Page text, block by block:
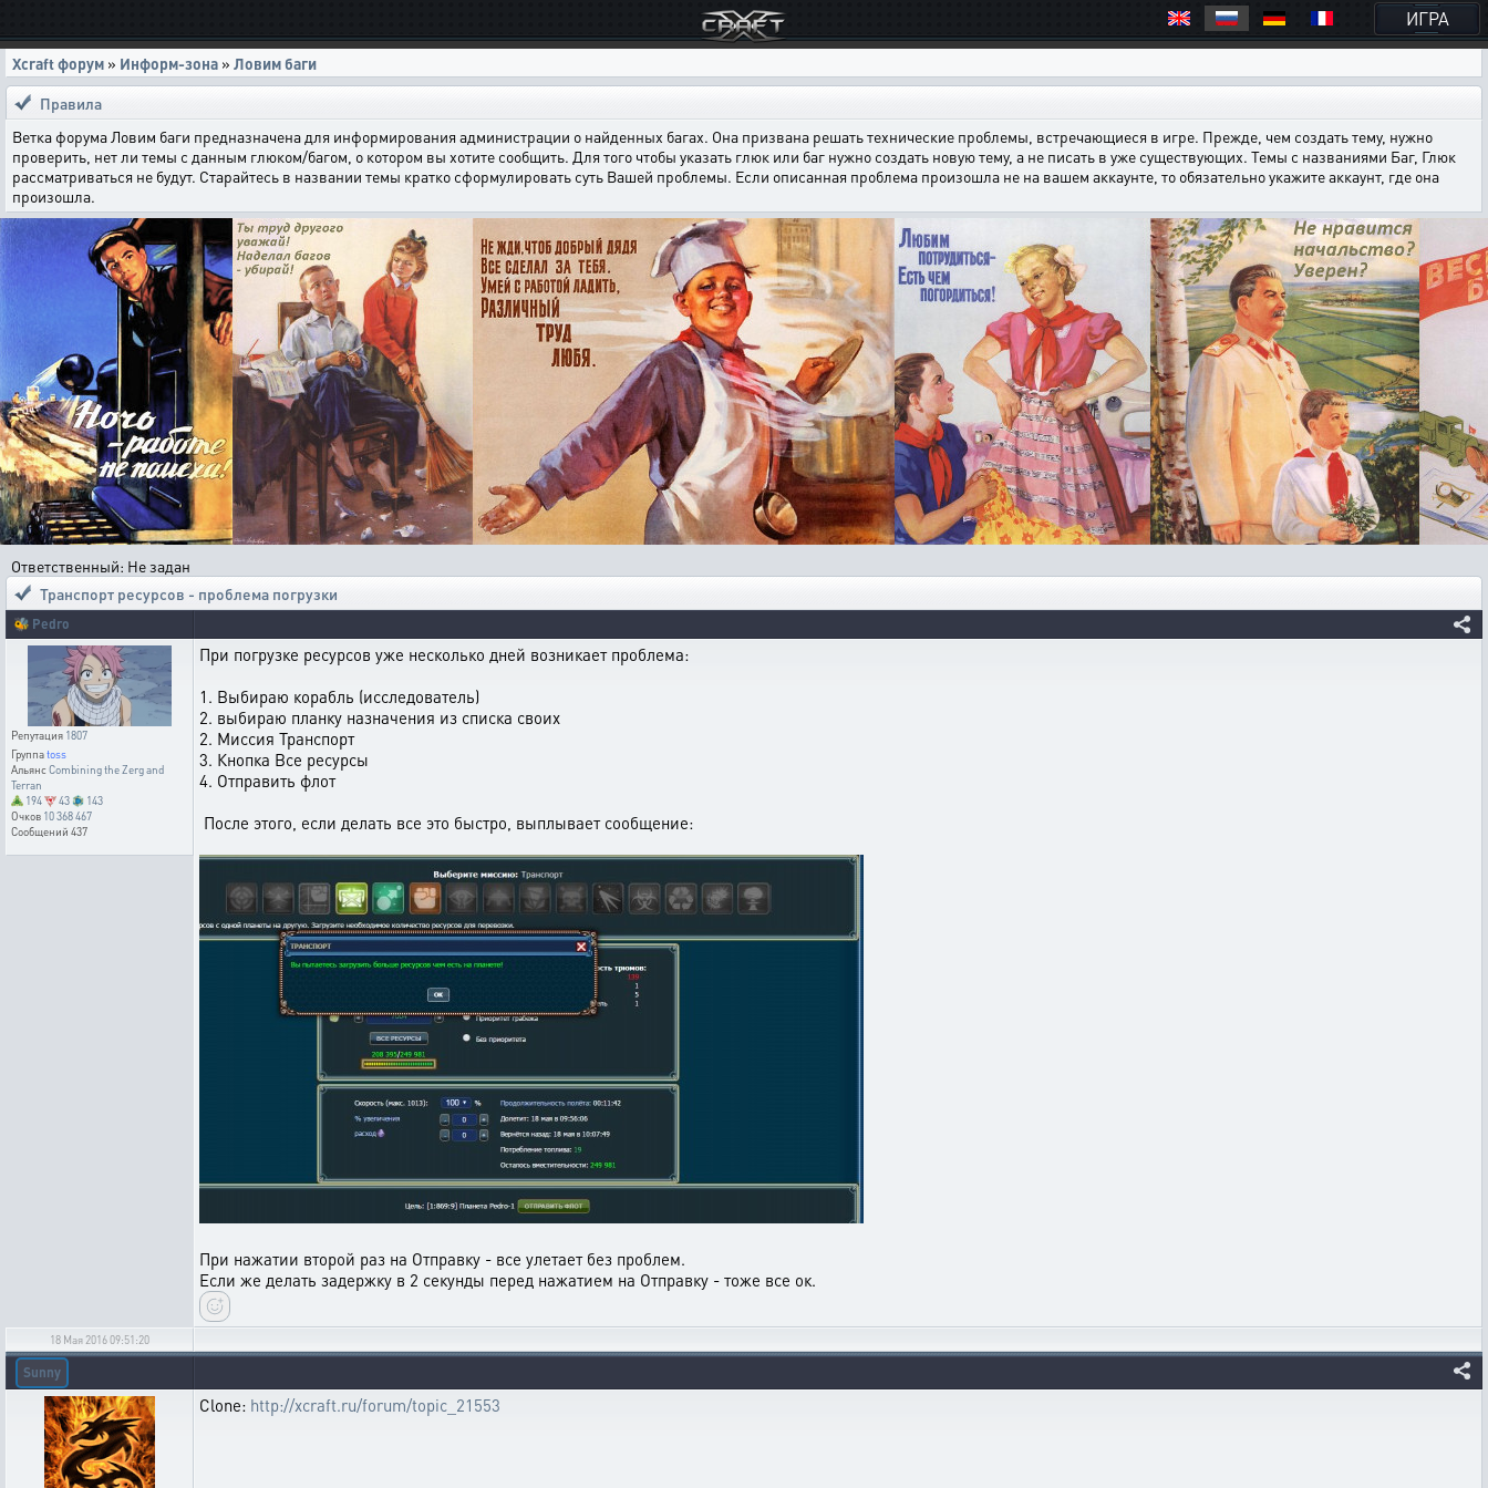
ИГРА
Xcraft форум » Информ-зона » Ловим баги
Правила
Ветка форума Ловим баги предназначена для информирования администрации о найденных багах. Она призвана решать технические проблемы, встречающиеся в игре. Прежде, чем создать тему, нужно
проверить, нет ли темы с данным глюком/багом, о котором вы хотите сообщить. Для того чтобы указать глюк или баг нужно создать новую тему, а не писать в уже существующих. Темы с названиями Баг, Глюк
рассматриваться не будут. Старайтесь в названии темы кратко сформулировать суть Вашей проблемы. Если описанная проблема произошла не на вашем аккаунте, то обязательно укажите аккаунт, где она
произошла.
Ответственный: Не задан
Транспорт ресурсов - проблема погрузки
🐝 Pedro
Репутация 1807
Группаtoss
АльянсCombining the Zerg and
Terran
194
43
143
Очков 10 368 467
Сообщений 437
При погрузке ресурсов уже несколько дней возникает проблема:
1. Выбираю корабль (исследователь)
2. выбираю планку назначения из списка своих
2. Миссия Транспорт
3. Кнопка Все ресурсы
4. Отправить флот
После этого, если делать все это быстро, выплывает сообщение:
При нажатии второй раз на Отправку - все улетает без проблем.
Если же делать задержку в 2 секунды перед нажатием на Отправку - тоже все ок.
18 Мая 2016 09:51:20
Sunny
Clone: http://xcraft.ru/forum/topic_21553